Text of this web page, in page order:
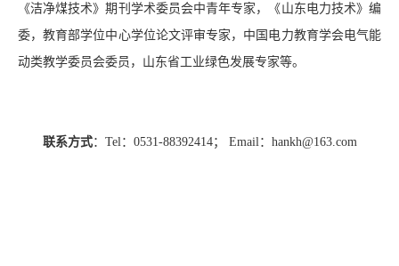
《洁净煤技术》期刊学术委员会中青年专家，《山东电力技术》编
委，教育部学位中心学位论文评审专家，中国电力教育学会电气能
动类教学委员会委员，山东省工业绿色发展专家等。
联系方式： Tel ： 0531-88392414； Email ： hankh@163.com